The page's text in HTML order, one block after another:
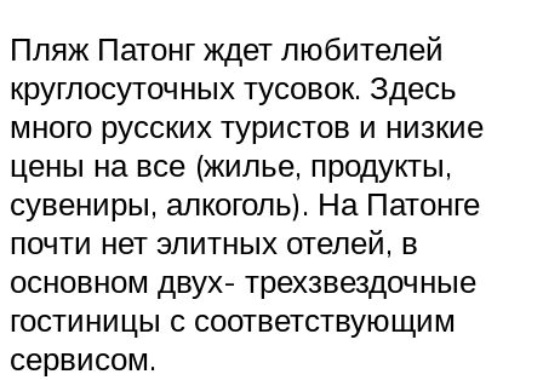
Пляж Патонг ждет любителей
круглосуточных тусовок. Здесь
много русских туристов и низкие
цены на все (жилье, продукты,
сувениры, алкоголь). На Патонге
почти нет элитных отелей, в
основном двух- трехзвездочные
гостиницы с соответствующим
сервисом.